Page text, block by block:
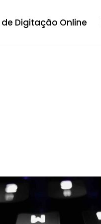
de Digitação Online